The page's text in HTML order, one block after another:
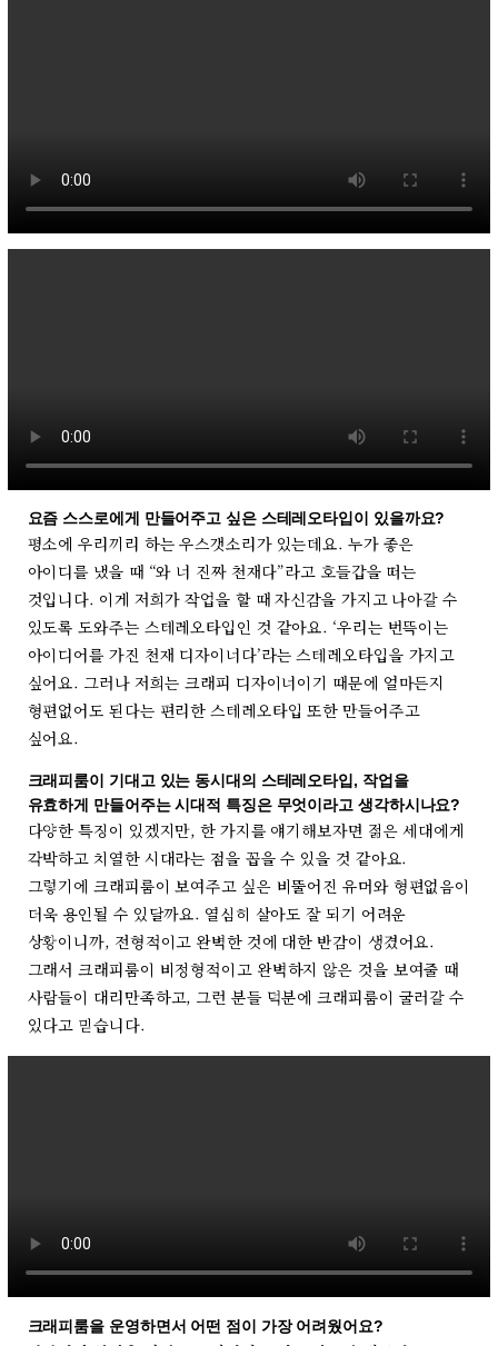
요즘 스스로에게 만들어주고 싶은 스테레오타입이 있을까요?
평소에 우리끼리 하는 우스갯소리가 있는데요. 누가 좋은
아이디를 냈을 때 “와 너 진짜 천재다”라고 호들갑을 떠는
것입니다. 이게 저희가 작업을 할 때 자신감을 가지고 나아갈 수
있도록 도와주는 스테레오타입인 것 같아요. ‘우리는 번뜩이는
아이디어를 가진 천재 디자이너다’라는 스테레오타입을 가지고
싶어요. 그러나 저희는 크래피 디자이너이기 때문에 얼마든지
형편없어도 된다는 편리한 스테레오타입 또한 만들어주고
싶어요.
크래피룸이 기대고 있는 동시대의 스테레오타입, 작업을
유효하게 만들어주는 시대적 특징은 무엇이라고 생각하시나요?
다양한 특징이 있겠지만, 한 가지를 얘기해보자면 젊은 세대에게
각박하고 치열한 시대라는 점을 꼽을 수 있을 것 같아요.
그렇기에 크래피룸이 보여주고 싶은 비뚤어진 유머와 형편없음이
더욱 용인될 수 있달까요. 열심히 살아도 잘 되기 어려운
상황이니까, 전형적이고 완벽한 것에 대한 반감이 생겼어요.
그래서 크래피룸이 비정형적이고 완벽하지 않은 것을 보여줄 때
사람들이 대리만족하고, 그런 분들 덕분에 크래피룸이 굴러갈 수
있다고 믿습니다.
크래피룸을 운영하면서 어떤 점이 가장 어려웠어요?